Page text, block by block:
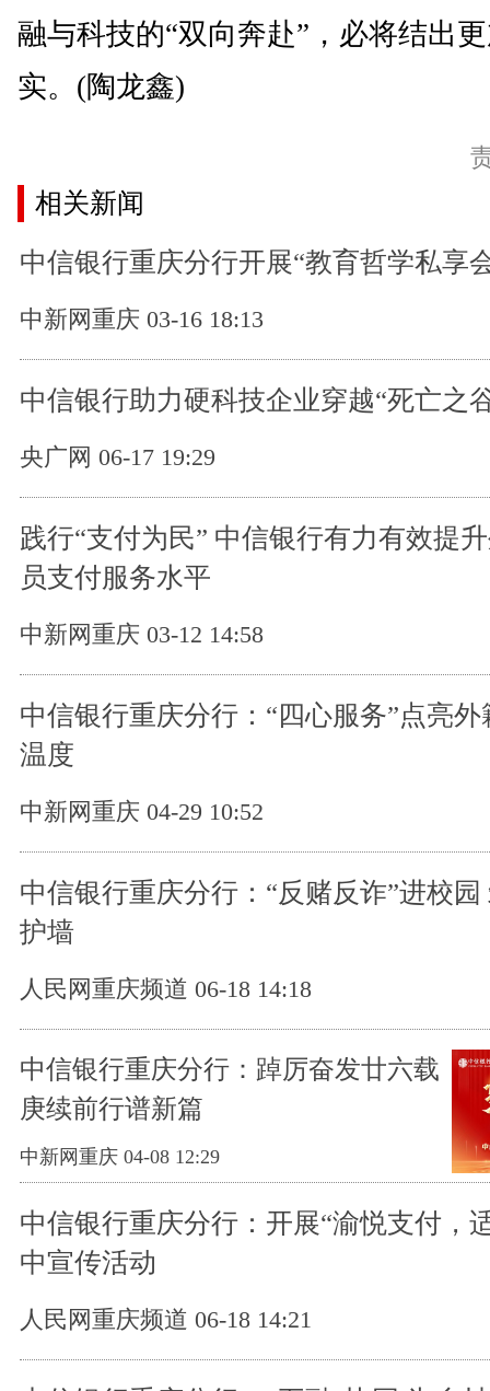
融与科技的“双向奔赴”，必将结出
实。(陶龙鑫)
相关新闻
中信银行重庆分行开展“教育哲学私享
中新网重庆 03-16 18:13
中信银行助力硬科技企业穿越“死亡之
央广网 06-17 19:29
践行“支付为民” 中信银行有力有效提
员支付服务水平
中新网重庆 03-12 14:58
中信银行重庆分行：“四心服务”点亮
温度
中新网重庆 04-29 10:52
中信银行重庆分行：“反赌反诈”进校
护墙
人民网重庆频道 06-18 14:18
中信银行重庆分行：踔厉奋发廿六载
庚续前行谱新篇
中新网重庆 04-08 12:29
中信银行重庆分行：开展“渝悦支付，
中宣传活动
人民网重庆频道 06-18 14:21